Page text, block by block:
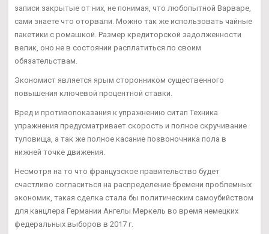
записи закрытые от них, не понимая, что любопытной Варваре,
сами знаете что оторвали. Можно так же использовать чайные
пакетики с ромашкой. Размер кредиторской задолженности
велик, оно не в состоянии расплатиться по своим
обязательствам.
Экономист является ярым сторонником существенного
повышения ключевой процентной ставки.
Вред и противопоказания к упражнению ситап Техника
упражнения предусматривает скорость и полное скручивание
туловища, а так же полное касание позвоночника пола в
нижней точке движения.
Несмотря на то что французское правительство будет
счастливо согласиться на распределение бремени проблемных
экономик, такая сделка стала бы политическим самоубийством
для канцлера Германии Ангелы Меркель во время немецких
федеральных выборов в 2017 г.